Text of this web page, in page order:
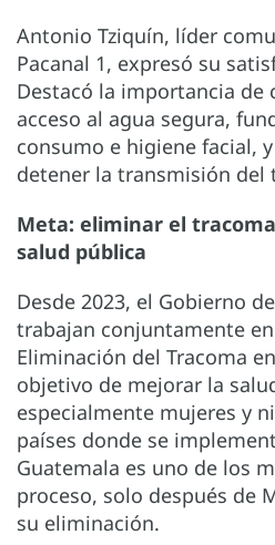
Antonio Tziquín, líder
Pacanal 1, expresó su
Destacó la importancia de
acceso al agua segura,
consumo e higiene facial,
detener la transmisión del
Meta: eliminar el
salud pública
Desde 2023, el Gobierno
trabajan conjuntamente
Eliminación del Tracoma
objetivo de mejorar la
especialmente mujeres y
países donde se
Guatemala es uno de los
proceso, solo después de
su eliminación.